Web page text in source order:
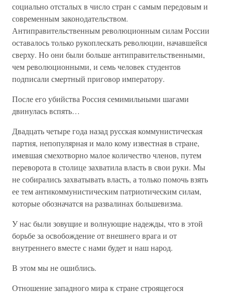
социально отсталых в число стран с самым передовым и
современным законодательством.
Антиправительственным революционным силам России
оставалось только рукоплескать революции, начавшейся
сверху. Но они были больше антиправительственными,
чем революционными, и семь человек студентов
подписали смертный приговор императору.
После его убийства Россия семимильными шагами
двинулась вспять…
Двадцать четыре года назад русская коммунистическая
партия, непопулярная и мало кому известная в стране,
имевшая смехотворно малое количество членов, путем
переворота в столице захватила власть в свои руки. Мы
не собирались захватывать власть, а только помочь взять
ее тем антикоммунистическим патриотическим силам,
которые обозначатся на развалинах большевизма.
У нас были зовущие и волнующие надежды, что в этой
борьбе за освобождение от внешнего врага и от
внутреннего вместе с нами будет и наш народ.
В этом мы не ошиблись.
Отношение западного мира к стране строящегося